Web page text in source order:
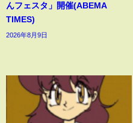
んフェスタ」開催(ABEMA
TIMES)
2026年8月9日